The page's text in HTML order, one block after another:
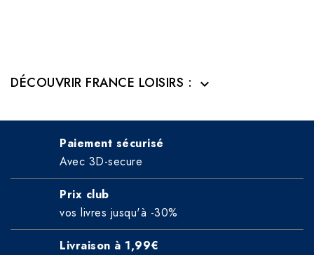
DÉCOUVRIR FRANCE LOISIRS : expand_more
Paiement sécurisé
Avec 3D-secure
Prix club
vos livres jusqu'à -30%
Livraison à 1,99€